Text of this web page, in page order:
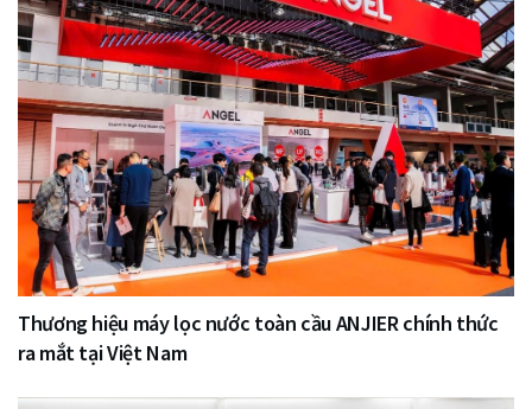
Thương hiệu máy lọc nước toàn cầu ANJIER chính thức
ra mắt tại Việt Nam